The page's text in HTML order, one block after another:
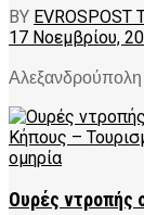
BY EVROSPOST
17 Νοεμβρίου,
Αλεξανδρούπολη
Ουρές ντροπής